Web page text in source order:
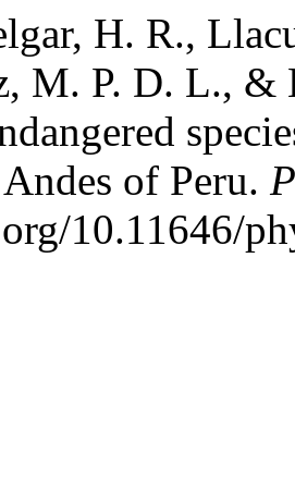
H. R.,
M. P. D. L., &
of Peru.
10.11646/